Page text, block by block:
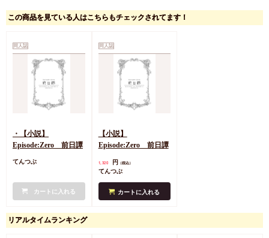
この商品を見ている人はこちらもチェックされてます！
同人誌
・【小説】
Episode:Zero 前日譚
てんつぶ
カートに入れる
同人誌
【小説】
Episode:Zero 前日譚
1,320 円 （税込）
てんつぶ
カートに入れる
リアルタイムランキング